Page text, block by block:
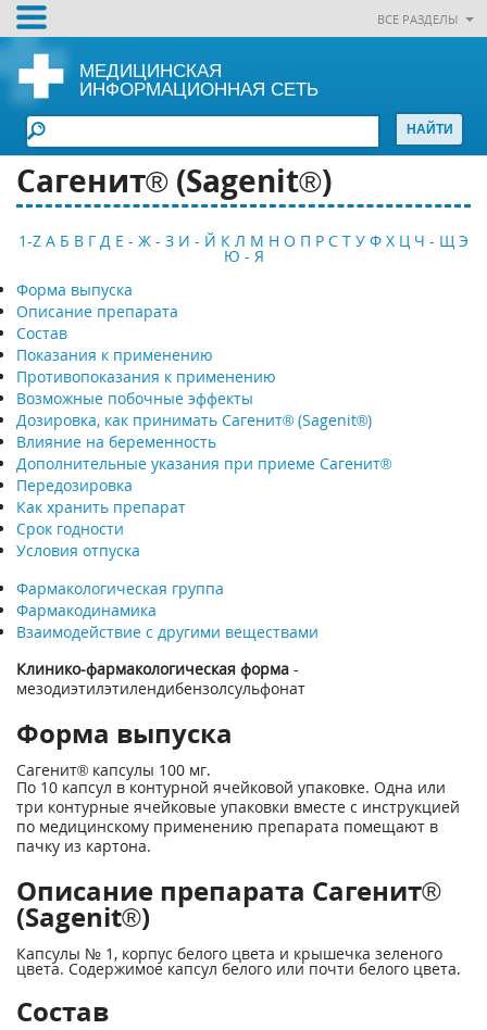
ВСЕ РАЗДЕЛЫ
МЕДИЦИНСКАЯ
ИНФОРМАЦИОННАЯ СЕТЬ
Сагенит® (Sagenit®)
1-Z А Б В Г Д Е - Ж - З И - Й К Л М Н О П Р С Т У Ф Х Ц Ч - Щ Э
Ю - Я
Форма выпуска
Описание препарата
Состав
Показания к применению
Противопоказания к применению
Возможные побочные эффекты
Дозировка, как принимать Сагенит® (Sagenit®)
Влияние на беременность
Дополнительные указания при приеме Сагенит®
Передозировка
Как хранить препарат
Срок годности
Условия отпуска
Фармакологическая группа
Фармакодинамика
Взаимодействие с другими веществами
Клинико-фармакологическая форма -
мезодиэтилэтилендибензолсульфонат
Форма выпуска
Сагенит® капсулы 100 мг.
По 10 капсул в контурной ячейковой упаковке. Одна или
три контурные ячейковые упаковки вместе с инструкцией
по медицинскому применению препарата помещают в
пачку из картона.
Описание препарата Сагенит®
(Sagenit®)
Капсулы № 1, корпус белого цвета и крышечка зеленого
цвета. Содержимое капсул белого или почти белого цвета.
Состав